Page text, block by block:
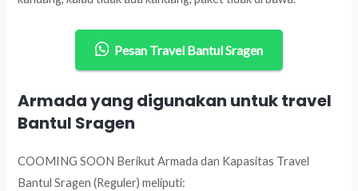
Pesan Travel Bantul Sragen
Armada yang digunakan untuk travel
Bantul Sragen
COOMING SOON Berikut Armada dan Kapasitas Travel
Bantul Sragen (Reguler) meliputi: